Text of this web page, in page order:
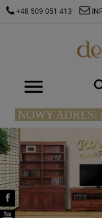
+48 509 051 413
NOWY ADRES: